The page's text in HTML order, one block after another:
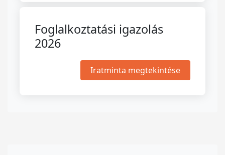
Foglalkoztatási igazolás
2026
Iratminta megtekintése